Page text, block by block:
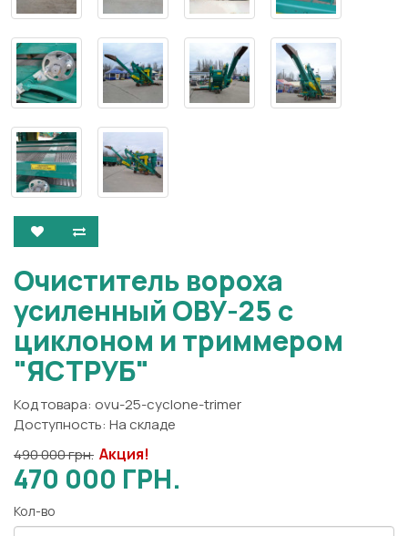
Очиститель вороха
усиленный ОВУ-25 с
циклоном и триммером
"ЯСТРУБ"
Код товара: ovu-25-cyclone-trimer
Доступность: На складе
490 000 грн. Акция!
470 000 ГРН.
Кол-во